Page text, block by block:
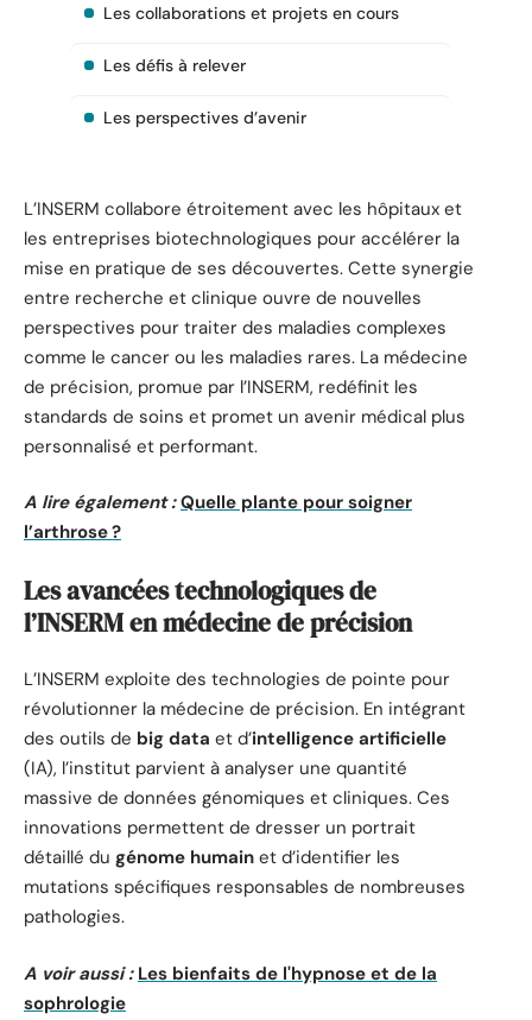
Les collaborations et projets en cours
Les défis à relever
Les perspectives d’avenir
L’INSERM collabore étroitement avec les hôpitaux et
les entreprises biotechnologiques pour accélérer la
mise en pratique de ses découvertes. Cette synergie
entre recherche et clinique ouvre de nouvelles
perspectives pour traiter des maladies complexes
comme le cancer ou les maladies rares. La médecine
de précision, promue par l’INSERM, redéfinit les
standards de soins et promet un avenir médical plus
personnalisé et performant.
A lire également : Quelle plante pour soigner
l’arthrose ?
Les avancées technologiques de
l’INSERM en médecine de précision
L’INSERM exploite des technologies de pointe pour
révolutionner la médecine de précision. En intégrant
des outils de big data et d’intelligence artificielle
(IA), l’institut parvient à analyser une quantité
massive de données génomiques et cliniques. Ces
innovations permettent de dresser un portrait
détaillé du génome humain et d’identifier les
mutations spécifiques responsables de nombreuses
pathologies.
A voir aussi : Les bienfaits de l'hypnose et de la
sophrologie